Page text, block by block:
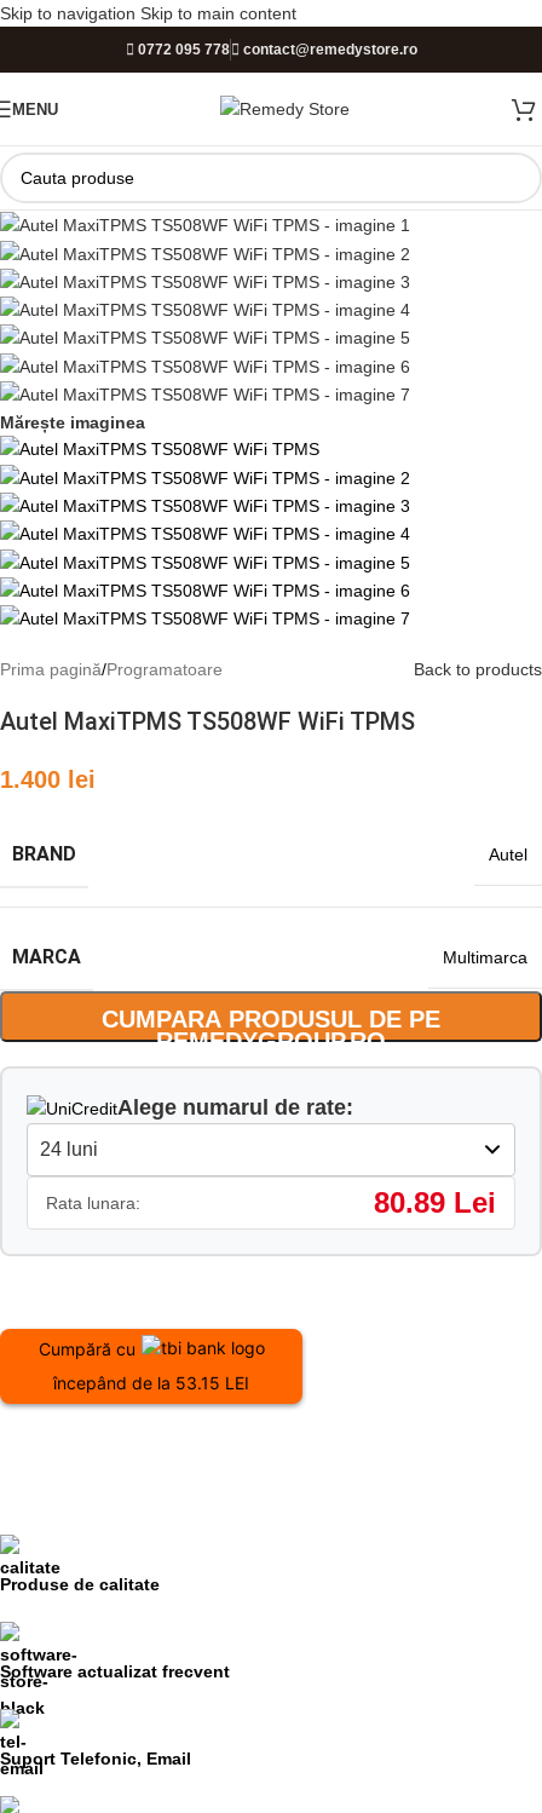
Skip to navigation Skip to main content
PROGRAM DE LUCRU
Luni-Vineri: Sâmbătă: 09:00 - 12:00 |
0772 095 778 contact@remedystore.ro
MENU
Mărește imaginea
Prima pagină/Programatoare Back to products
Autel MaxiTPMS TS508WF WiFi TPMS
1.400 lei
BRAND Autel
MARCA Multimarca
CUMPARA PRODUSUL DE PE
REMEDYGROUP.RO
Alege numarul de rate:
Rata lunara: 80.89 Lei
Cumpără cu
începând de la 53.15 LEI
Produse de calitate
Software actualizat frecvent
Suport Telefonic, Email